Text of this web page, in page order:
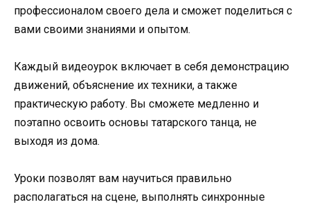
профессионалом своего дела и сможет поделиться с
вами своими знаниями и опытом.
Каждый видеоурок включает в себя демонстрацию
движений, объяснение их техники, а также
практическую работу. Вы сможете медленно и
поэтапно освоить основы татарского танца, не
выходя из дома.
Уроки позволят вам научиться правильно
располагаться на сцене, выполнять синхронные